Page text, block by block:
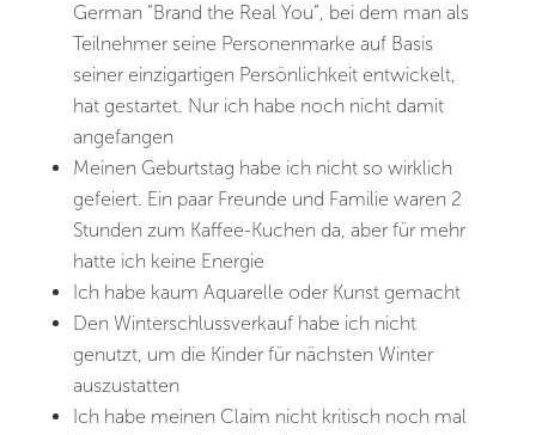
German “Brand the Real You”, bei dem man als
Teilnehmer seine Personenmarke auf Basis
seiner einzigartigen Persönlichkeit entwickelt,
hat gestartet. Nur ich habe noch nicht damit
angefangen
Meinen Geburtstag habe ich nicht so wirklich
gefeiert. Ein paar Freunde und Familie waren 2
Stunden zum Kaffee-Kuchen da, aber für mehr
hatte ich keine Energie
Ich habe kaum Aquarelle oder Kunst gemacht
Den Winterschlussverkauf habe ich nicht
genutzt, um die Kinder für nächsten Winter
auszustatten
Ich habe meinen Claim nicht kritisch noch mal